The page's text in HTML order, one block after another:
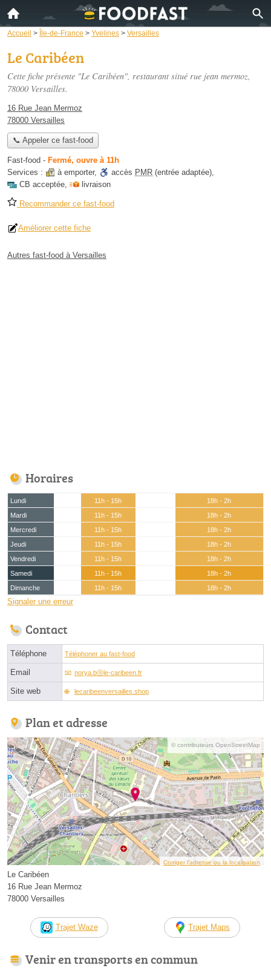
Accueil > Île-de-France > Yvelines > Versailles
Le Caribéen
Cette fiche présente "Le Caribéen", restaurant situé rue jean mermoz,
78000 Versailles.
16 Rue Jean Mermoz
78000 Versailles
📞 Appeler ce fast-food
Fast-food - Fermé, ouvre à 11h
Services :
à emporter, accès PMR (entrée adaptée),
CB acceptée, livraison
Recommander ce fast-food
Améliorer cette fiche
Autres fast-food à Versailles
Horaires
Lundi 11h - 15h
18h - 2h
Mardi
11h - 15h
18h - 2h
Mercredi
11h - 15h
18h - 2h
Jeudi
11h - 15h
18h - 2h
Vendredi
11h - 15h
18h - 2h
Samedi
11h - 15h
18h - 2h
Dimanche
11h - 15h 18h - 2h
Signaler une erreur
Contact
Téléphone Téléphoner au fast-food
Email norya.bⓐle-caribeen.fr
Site web lecaribeenversailles.shop
Plan et adresse
© contributeurs OpenStreetMap
Corriger l’adresse ou la localisation
Le Caribéen
16 Rue Jean Mermoz
78000 Versailles
Trajet Waze Trajet Maps
Venir en transports en commun